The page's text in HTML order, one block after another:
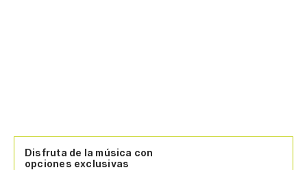
Disfruta de la música con
opciones exclusivas